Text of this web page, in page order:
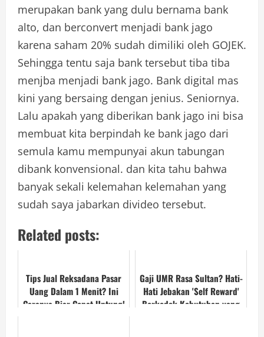
merupakan bank yang dulu bernama bank
alto, dan berconvert menjadi bank jago
karena saham 20% sudah dimiliki oleh GOJEK.
Sehingga tentu saja bank tersebut tiba tiba
menjba menjadi bank jago. Bank digital mas
kini yang bersaing dengan jenius. Seniornya.
Lalu apakah yang diberikan bank jago ini bisa
membuat kita berpindah ke bank jago dari
semula kamu mempunyai akun tabungan
dibank konvensional. dan kita tahu bahwa
banyak sekali kelemahan kelemahan yang
sudah saya jabarkan divideo tersebut.
Related posts:
Tips Jual Reksadana Pasar
Uang Dalam 1 Menit? Ini
Caranya Biar Cepat Untung!
Gaji UMR Rasa Sultan? Hati-
Hati Jebakan 'Self Reward'
Berkedok Kebutuhan yang